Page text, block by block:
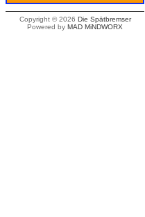
Copyright © 2026 Die Spätbremser
Powered by MAD MiNDWORX